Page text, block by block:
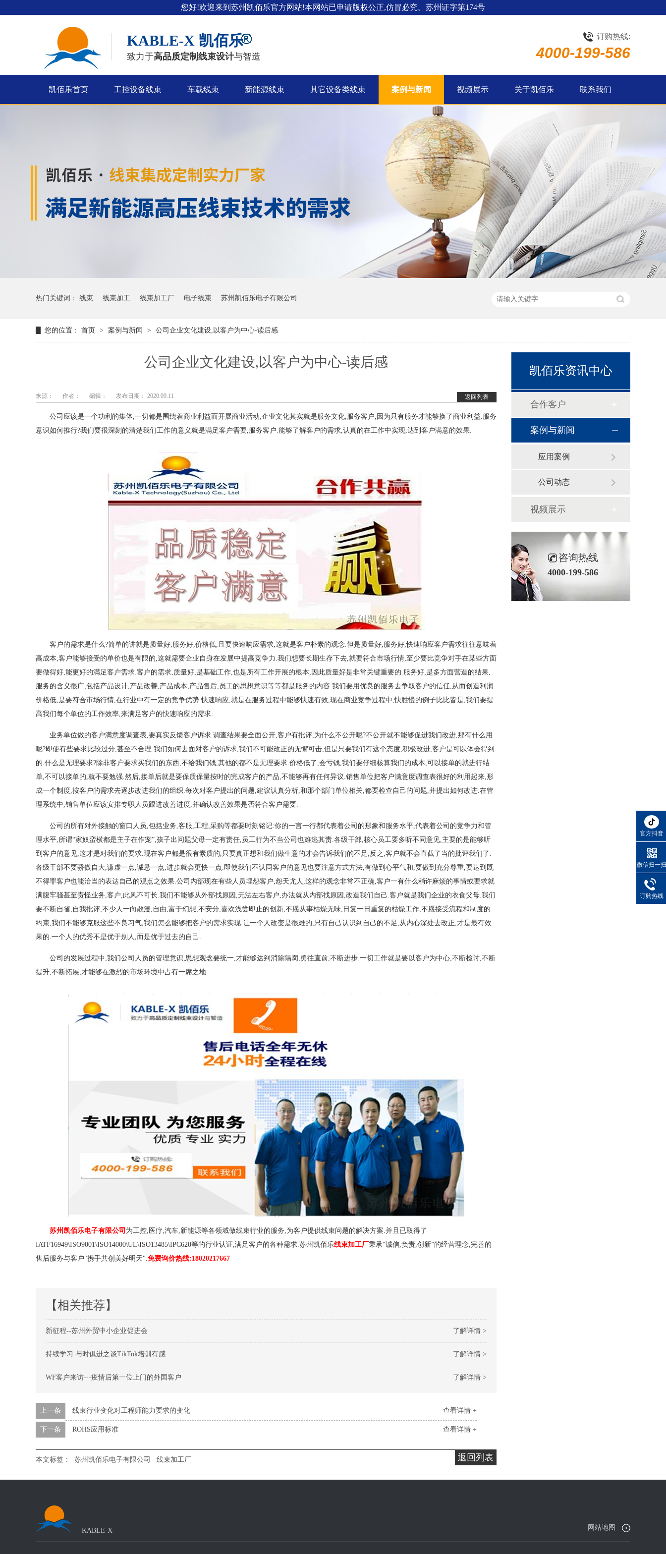
您好!欢迎来到苏州凯佰乐官方网站!本网站已申请版权公正,仿冒必究。苏州证字第174号
KABLE-X 凯佰乐
致力于高品质定制线束设计与智造
订购热线:
4000-199-586
凯佰乐首页 工控设备线束 车载线束 新能源线束 其它设备类线束 案例与新闻 视频展示 关于凯佰乐 联系我们
热门关键词： 线束 线束加工 线束加工厂 电子线束 苏州凯佰乐电子有限公司
您的位置： 首页 > 案例与新闻 > 公司企业文化建设,以客户为中心-读后感
公司企业文化建设,以客户为中心-读后感
返回列表
来源： 作者： 编辑： 发布日期： 2020.09.11
公司应该是一个功利的集体,一切都是围绕着商业利益而开展商业活动,企业文化其实就是服务文化,服务客户,因为只有服务才能够换了商业利益.服务
意识如何推行?我们要很深刻的清楚我们工作的意义就是满足客户需要,服务客户.能够了解客户的需求,认真的在工作中实现,达到客户满意的效果.
客户的需求是什么?简单的讲就是质量好,服务好,价格低,且要快速响应需求,这就是客户朴素的观念.但是质量好,服务好,快速响应客户需求往往意味着
高成本,客户能够接受的单价也是有限的,这就需要企业自身在发展中提高竞争力.我们想要长期生存下去,就要符合市场行情,至少要比竞争对手在某些方面
要做得好,能更好的满足客户需求.客户的需求,质量好,是基础工作,也是所有工作开展的根本,因此质量好是非常关键重要的.服务好,是多方面营造的结果,
服务的含义很广,包括产品设计,产品改善,产品成本,产品售后,员工的思想意识等等都是服务的内容.我们要用优良的服务去争取客户的信任,从而创造利润.
价格低,是要符合市场行情,在行业中有一定的竞争优势.快速响应,就是在服务过程中能够快速有效,现在商业竞争过程中,快胜慢的例子比比皆是,我们要提
高我们每个单位的工作效率,来满足客户的快速响应的需求.
业务单位做的客户满意度调查表,要真实反馈客户诉求.调查结果要全面公开,客户有批评,为什么不公开呢?不公开就不能够促进我们改进,那有什么用
呢?即使有些要求比较过分,甚至不合理.我们如何去面对客户的诉求,我们不可能改正的无懈可击,但是只要我们有这个态度,积极改进,客户是可以体会得到
的.什么是无理要求?除非客户要求买我们的东西,不给我们钱,其他的都不是无理要求.价格低了,会亏钱,我们要仔细核算我们的成本,可以接单的就进行结
单,不可以接单的,就不要勉强.然后,接单后就是要保质保量按时的完成客户的产品,不能够再有任何异议.销售单位把客户满意度调查表很好的利用起来,形
成一个制度,按客户的需求去逐步改进我们的组织.每次对客户提出的问题,建议认真分析,和那个部门单位相关,都要检查自己的问题,并提出如何改进.在管
理系统中,销售单位应该安排专职人员跟进改善进度,并确认改善效果是否符合客户需要.
公司的所有对外接触的窗口人员,包括业务,客服,工程,采购等都要时刻铭记:你的一言一行都代表着公司的形象和服务水平,代表着公司的竞争力和管
理水平,所谓“家奴蛮横都是主子在作宠”,孩子出问题父母一定有责任,员工行为不当公司也难逃其责.各级干部,核心员工要多听不同意见,主要的是能够听
到客户的意见,这才是对我们的要求.现在客户都是很有素质的,只要真正想和我们做生意的才会告诉我们的不足,反之,客户就不会直截了当的批评我们了.
各级干部不要骄傲自大,谦虚一点,诚恳一点,进步就会更快一点.即使我们不认同客户的意见也要注意方式方法,有做到心平气和,要做到充分尊重,要达到既
不得罪客户也能洽当的表达自己的观点之效果.公司内部现在有些人员埋怨客户,怨天尤人,这样的观念非常不正确,客户一有什么稍许麻烦的事情或要求就
满腹牢骚甚至责怪业务,客户,此风不可长.我们不能够从外部找原因,无法左右客户,办法就从内部找原因,改造我们自己.客户就是我们企业的衣食父母.我们
要不断自省,自我批评,不少人一向散漫,自由,富于幻想,不安分,喜欢浅尝即止的创新,不愿从事枯燥无味,日复一日重复的枯燥工作,不愿接受流程和制度的
约束,我们不能够克服这些不良习气,我们怎么能够把客户的需求实现.让一个人改变是很难的,只有自己认识到自己的不足,从内心深处去改正,才是最有效
果的.一个人的优秀不是优于别人,而是优于过去的自己.
公司的发展过程中,我们公司人员的管理意识,思想观念要统一,才能够达到消除隔阂,勇往直前,不断进步.一切工作就是要以客户为中心,不断检讨,不断
提升,不断拓展,才能够在激烈的市场环境中占有一席之地.
苏州凯佰乐电子有限公司 为工控,医疗,汽车,新能源等各领域做线束行业的服务,为客户提供线束问题的解决方案.并且已取得了
IATF16949\ISO9001\ISO14000\UL\ISO13485\IPC620等的行业认证,满足客户的各种需求.苏州凯佰乐线束加工厂秉承“诚信,负责,创新”的经营理念,完善的
售后服务与客户"携手共创美好明天".免费询价热线:18020217667
【相关推荐】
了解详情 >
新征程--苏州外贸中小企业促进会
了解详情 >
持续学习 与时俱进之谈TikTok培训有感
了解详情 >
WF客户来访---疫情后第一位上门的外国客户
查看详情 +
上一条 线束行业变化对工程师能力要求的变化
查看详情 +
下一条 ROHS应用标准
返回列表
本文标签： 苏州凯佰乐电子有限公司 线束加工厂
凯佰乐资讯中心
合作客户
案例与新闻
应用案例
公司动态
视频展示
咨询热线
4000-199-586
KABLE-X 网站地图
官方抖音
微信扫一扫
订购热线